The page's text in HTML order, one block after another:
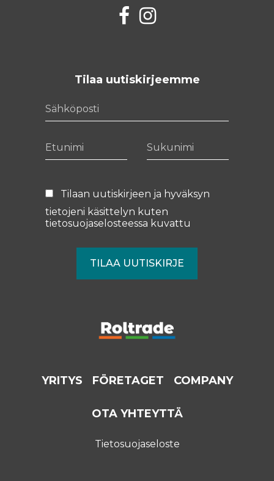
FacebookInstagram
Tilaa uutiskirjeemme
Tilaan uutiskirjeen ja hyväksyn
tietojeni käsittelyn kuten
tietosuojaselosteessa kuvattu
YRITYS FÖRETAGET COMPANY
OTA YHTEYTTÄ
Tietosuojaseloste